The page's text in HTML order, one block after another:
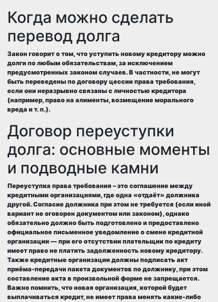
Когда можно сделать
перевод долга
Закон говорит о том, что уступить новому кредитору можно
долги по любым обязательствам, за исключением
предусмотренных законом случаев. В частности, не могут
быть переведены по договору цессии права требования,
если они неразрывно связаны с личностью кредитора
(например, право на алименты, возмещение морального
вреда и т. п.).
Договор переуступки
долга: основные моменты
и подводные камни
Переуступка права требования – это соглашение между
кредитными организациями, где одна «отдаёт» должника
другой. Согласие должника при этом не требуется (если иной
вариант не оговорен документом или законом), однако
обязательно должно быть подготовлено и предоставлено
официальное письменное уведомление о смене кредитной
организации — при его отсутствии плательщик по кредиту
имеет право не платить задолженность новому кредитору.
Также кредитные организации должны подписать акт
приёма-передачи пакета документов по должнику, при этом
составление акта в произвольной форме не запрещается.
Важно помнить, что новая организация, которой будет
выплачиваться кредит, не имеет права менять какие-либо